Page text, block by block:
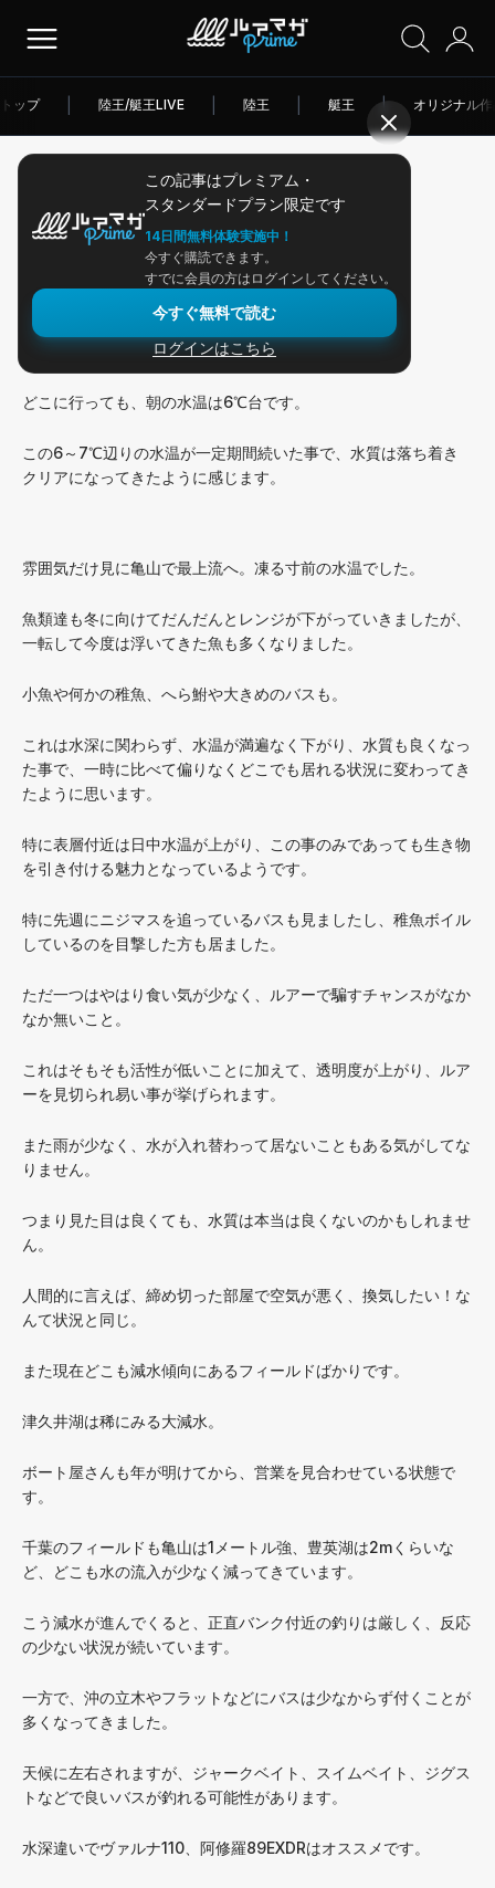
トップ 陸王/艇王LIVE 陸王 艇王 | オリジナル
この記事はプレミアム・
スタンダードプラン限定です
14日間無料体験実施中！
今すぐ購読できます。
すでに会員の方はログインしてください。
今すぐ無料で読む
ログインはこちら
アングラー連載
最低水温攻略シミュレーション
いよいよフィールドはソコのソコ。
どこに行っても、朝の水温は6℃台です。
この6～7℃辺りの水温が一定期間続いた事で、水質は落ち着き
クリアになってきたように感じます。
雰囲気だけ見に亀山で最上流へ。凍る寸前の水温でした。
魚類達も冬に向けてだんだんとレンジが下がっていきましたが、
一転して今度は浮いてきた魚も多くなりました。
小魚や何かの稚魚、へら鮒や大きめのバスも。
これは水深に関わらず、水温が満遍なく下がり、水質も良くなっ
た事で、一時に比べて偏りなくどこでも居れる状況に変わってき
たように思います。
特に表層付近は日中水温が上がり、この事のみであっても生き物
を引き付ける魅力となっているようです。
特に先週にニジマスを追っているバスも見ましたし、稚魚ボイル
しているのを目撃した方も居ました。
ただ一つはやはり食い気が少なく、ルアーで騙すチャンスがなか
なか無いこと。
これはそもそも活性が低いことに加えて、透明度が上がり、ルア
ーを見切られ易い事が挙げられます。
また雨が少なく、水が入れ替わって居ないこともある気がしてな
りません。
つまり見た目は良くても、水質は本当は良くないのかもしれませ
ん。
人間的に言えば、締め切った部屋で空気が悪く、換気したい！な
んて状況と同じ。
また現在どこも減水傾向にあるフィールドばかりです。
津久井湖は稀にみる大減水。
ボート屋さんも年が明けてから、営業を見合わせている状態で
す。
千葉のフィールドも亀山は1メートル強、豊英湖は2mくらいな
ど、どこも水の流入が少なく減ってきています。
こう減水が進んでくると、正直バンク付近の釣りは厳しく、反応
の少ない状況が続いています。
一方で、沖の立木やフラットなどにバスは少なからず付くことが
多くなってきました。
天候に左右されますが、ジャークベイト、スイムベイト、ジグス
トなどで良いバスが釣れる可能性があります。
水深違いでヴァルナ110、阿修羅89EXDRはオススメです。